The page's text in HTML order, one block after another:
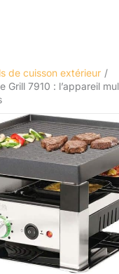
de cuisson extérieur
Grill 7910 : l’appareil